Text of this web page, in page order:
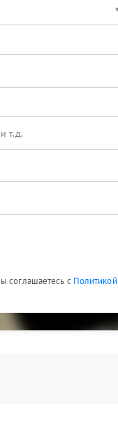
соглашаетесь с Политикой